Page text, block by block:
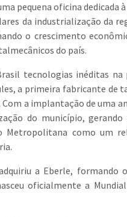
pequena oficina dedicada
da industrialização da
o crescimento
do país.
tecnologias inéditas na
a primeira fabricante de
a implantação de uma
do município, gerando
Metropolitana como um
a Eberle, formando
oficialmente a